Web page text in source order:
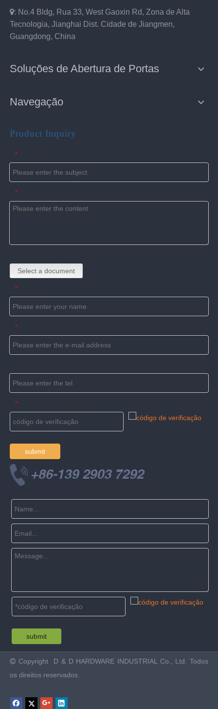
: No.4 Bldg, Rua 33, West Gaoxin Rd, Zona de Alta
Tecnologia, Jianghai Dist. Cidade de Jiangmen,
Guangdong, China
Soluções de Abertura de Portas
Navegação
Product Inquiry
*
*
Select a document
*
*
*
submit
submit
 Copyright
D & D HARDWARE INDUSTRIAL Co., Ltd. Todos
os direitos reservados.